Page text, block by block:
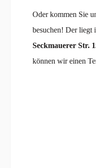
Oder kommen Sie
besuchen! Der liegt
Seckmauerer Str.
können wir einen